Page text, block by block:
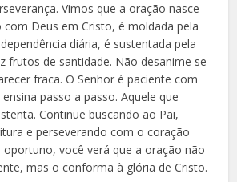
Vimos que a oração nasce
Deus em Cristo, é moldada pela
diária, é sustentada pela
frutos de santidade. Não desanime se
fraca. O Senhor é paciente com
passo a passo. Aquele que
Continue buscando ao Pai,
e perseverando com o coração
oportuno, você verá que a oração não
mas o conforma à glória de Cristo.